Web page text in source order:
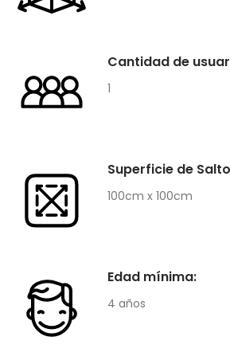
Cantidad de
1
Superficie de
100cm x 100cm
Edad mínima:
4 años